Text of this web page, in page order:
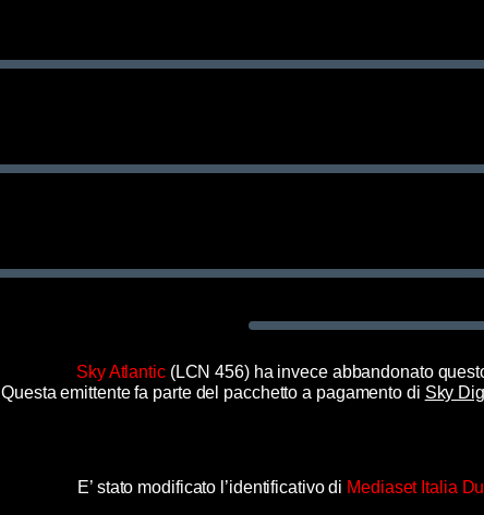
Sky Atlantic(LCN 456) ha invece abbandonato
Questa emittente fa parte del pacchetto a pagamento di Sky
E’ stato modificato l’identificativo di Mediaset Italia